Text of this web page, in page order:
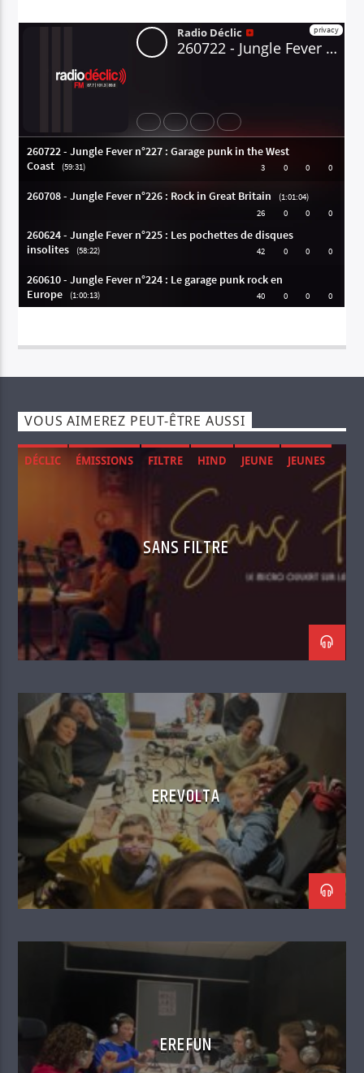
VOUS AIMEREZ PEUT-ÊTRE AUSSI
DÉCLIC ÉMISSIONS FILTRE HIND JEUNE
JEUNES
RADIO SOCIÉTÉ
SANS FILTRE
EREVOLTA
EREFUN